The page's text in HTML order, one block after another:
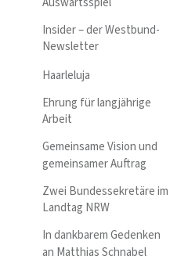
Insider – der Westbund-
Newsletter
Haarleluja
Ehrung für langjährige
Arbeit
Gemeinsame Vision und
gemeinsamer Auftrag
Zwei Bundessekretäre im
Landtag NRW
In dankbarem Gedenken
an Matthias Schnabel